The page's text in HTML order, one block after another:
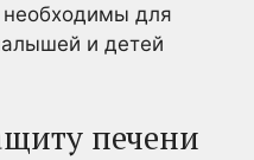
для
и детей
печени